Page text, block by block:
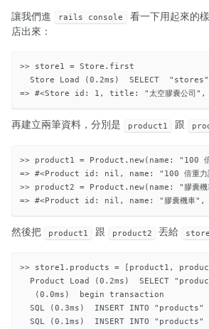
讓我們進 rails console
看一下用起來的
店出來：
>> store1 = Store.first
Store Load (0.2ms)  SELECT
再建立兩筆資料，分別是 product1 跟
>> product1 = Product.new(name: "100
=> #<Product id: nil, name: "100 倍
>> product2 = Product.new(name: "膠囊
然後把 product1 跟 product2 丟給
>> store1.products = [product1,
Product Load (0.2ms)  SELECT
   (0.0ms)  begin transaction
SQL (0.3ms)  INSERT INTO "products"
SQL (0.1ms)  INSERT INTO "products"